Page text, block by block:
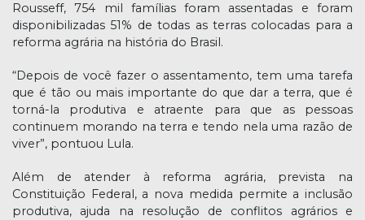
Rousseff, 754 mil famílias foram assentadas e foram
disponibilizadas 51% de todas as terras colocadas para a
reforma agrária na história do Brasil.
“Depois de você fazer o assentamento, tem uma tarefa
que é tão ou mais importante do que dar a terra, que é
torná-la produtiva e atraente para que as pessoas
continuem morando na terra e tendo nela uma razão de
viver”, pontuou Lula.
Além de atender à reforma agrária, prevista na
Constituição Federal, a nova medida permite a inclusão
produtiva, ajuda na resolução de conflitos agrários e